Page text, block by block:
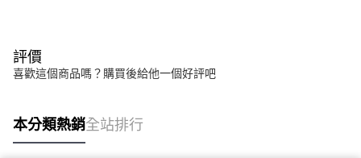
評價
喜歡這個商品嗎？購買後給他一個好評吧
本分類熱銷全站排行